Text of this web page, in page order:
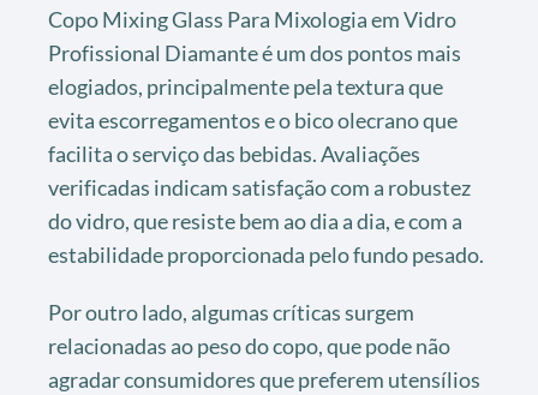
Copo Mixing Glass Para Mixologia em Vidro
Profissional Diamante é um dos pontos mais
elogiados, principalmente pela textura que
evita escorregamentos e o bico olecrano que
facilita o serviço das bebidas. Avaliações
verificadas indicam satisfação com a robustez
do vidro, que resiste bem ao dia a dia, e com a
estabilidade proporcionada pelo fundo pesado.
Por outro lado, algumas críticas surgem
relacionadas ao peso do copo, que pode não
agradar consumidores que preferem utensílios